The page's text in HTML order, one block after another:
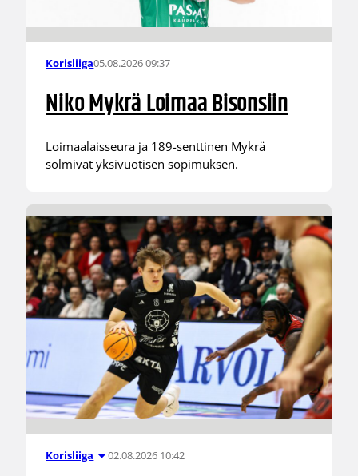
Korisliiga05.08.2026 09:37
Niko Mykrä Loimaa Bisonsiin
Loimaalaisseura ja 189-senttinen Mykrä
solmivat yksivuotisen sopimuksen.
Korisliiga 02.08.2026 10:42